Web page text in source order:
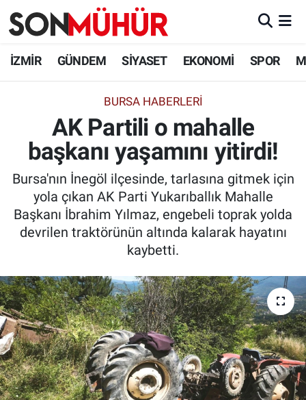
İZMİR GÜNDEM SİYASET EKONOMİ SPOR
BURSA HABERLERİ
AK Partili o mahalle
başkanı yaşamını yitirdi!
Bursa'nın İnegöl ilçesinde, tarlasına gitmek için
yola çıkan AK Parti Yukarıballık Mahalle
Başkanı İbrahim Yılmaz, engebeli toprak yolda
devrilen traktörünün altında kalarak hayatını
kaybetti.
İzmir Nöbetçi Eczaneler
İzmir Namaz Vakitleri
İzmir Trafik Yoğunluk Haritası
Süper Lig Puan Durumu ve Fikstür
Tüm Manşetler
Son Dakika Haberleri
Haber Arşivi